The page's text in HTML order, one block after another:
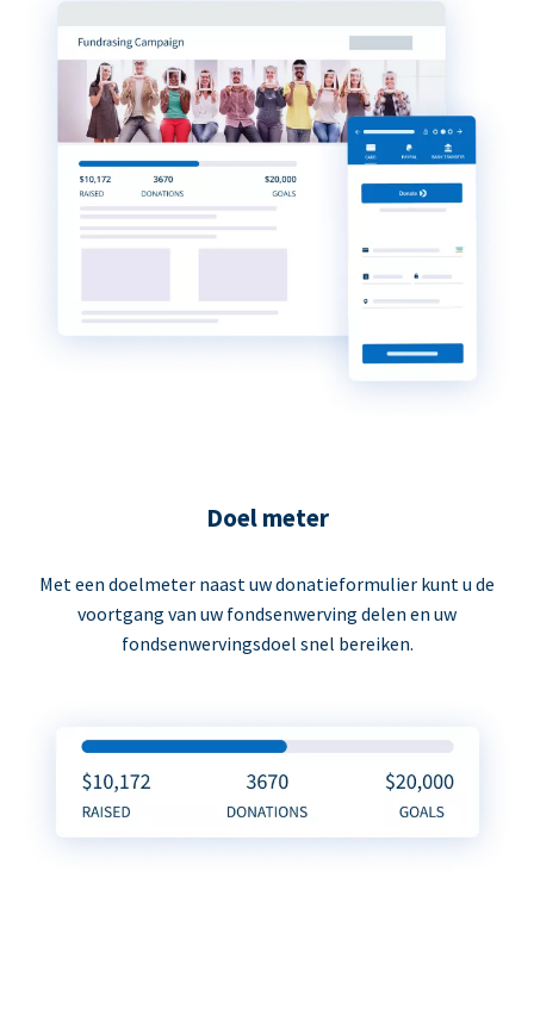
Doel meter
Met een doelmeter naast uw donatieformulier kunt u de
voortgang van uw fondsenwerving delen en uw
fondsenwervingsdoel snel bereiken.